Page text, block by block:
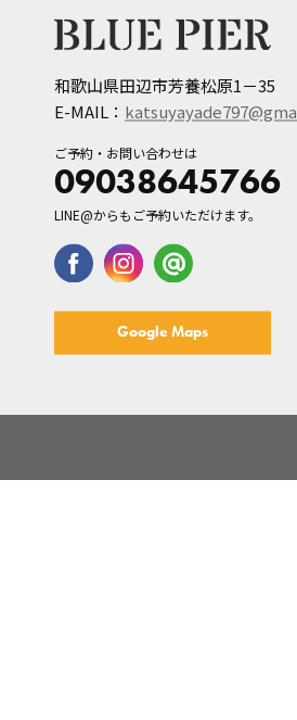
和歌山県田辺市芳養松原1－35
E-MAIL：
ご予約・お問い合わせは
09038645766
LINE@からもご予約いただけます。
Google Maps